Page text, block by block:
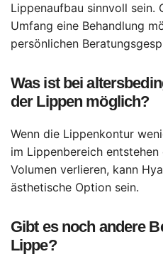
Lippenaufbau sinnvoll sein.
Umfang eine Behandlung
persönlichen
Was ist bei
der Lippen möglich?
Wenn die Lippenkontur
im Lippenbereich
Volumen verlieren, kann
ästhetische Option sein.
Gibt es noch andere
Lippe?